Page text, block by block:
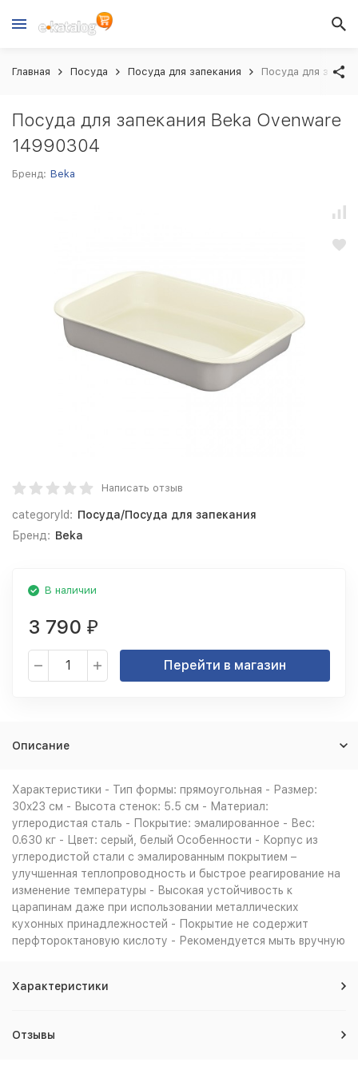
Главная Посуда Посуда для запекания Посуда для
Посуда для запекания Beka Ovenware
14990304
Бренд: Beka
Написать отзыв
categoryId: Посуда/Посуда для запекания
Бренд: Beka
В наличии
3 790 ₽
Перейти в магазин
Описание
Характеристики - Тип формы: прямоугольная - Размер:
30x23 см - Высота стенок: 5.5 см - Материал:
углеродистая сталь - Покрытие: эмалированное - Вес:
0.630 кг - Цвет: серый, белый Особенности - Корпус из
углеродистой стали с эмалированным покрытием –
улучшенная теплопроводность и быстрое реагирование на
изменение температуры - Высокая устойчивость к
царапинам даже при использовании металлических
кухонных принадлежностей - Покрытие не содержит
перфтороктановую кислоту - Рекомендуется мыть вручную
Характеристики
Отзывы